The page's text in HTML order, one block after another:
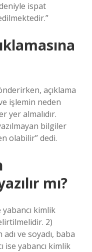
ispat
açıklama
işlemin neden
yer almalıdır.
bilgiler
olabilir” dedi.
mı?
yabancı kimlik
2)
ve soyadı, baba
ise yabancı kimlik